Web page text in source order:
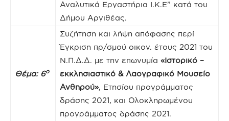
Αναλυτικά Εργαστήρια Ι.Κ.Ε” κατά του
Δήμου Αργιθέας.
Θέμα: 6ο
Συζήτηση και λήψη απόφασης περί
Έγκριση πρ/σμού οικον. έτους 2021 του
Ν.Π.Δ.Δ. με την επωνυμία «Ιστορικό –
εκκλησιαστικό & Λαογραφικό Μουσείο
Ανθηρού», Ετησίου προγράμματος
δράσης 2021, και Ολοκληρωμένου
προγράμματος δράσης 2021.